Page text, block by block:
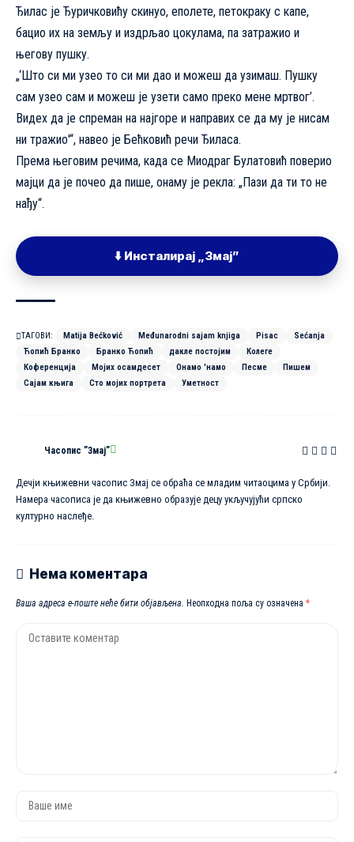
Ђилас је Ђуричковићу скинуо, еполете, петокраку с капе,
бацио их на земљу и издрљао цокулама, па затражио и
његову пушку.
„‘Што си ми узео то си ми дао и можеш да узимаш. Пушку
сам узео сам и можеш је узети само преко мене мртвог’.
Видех да је спреман на најгоре и направих се да му је нисам
ни тражио'“, навео је Бећковић речи Ђиласа.
Према његовим речима, када се Миодраг Булатовић поверио
мајци да је почео да пише, онаму је рекла: „Пази да ти то не
нађу“.
⬇️ Инсталирај „Змај”
ТАГОВИ: Matija Bećković Međunarodni sajam knjiga Pisac
Sećanja
Ћопић Бранко
Бранко Ћопић дакле постојим
Колеге
Коференција
Мојих осамдесет Онамо 'намо Песме
Пишем
Сајам књига
Сто мојих портрета Уметност
Часопис ”Змај”
Дечји књижевни часопис Змај се обраћа се младим читаоцима у Србији.
Намера часописа је да књижевно образује децу укључујући српско
културно наслеђе.
Нема коментара
Ваша адреса е-поште неће бити објављена. Неопходна поља су означена *